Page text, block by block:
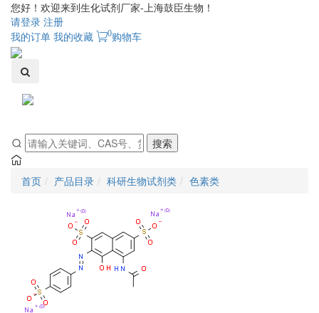
您好！欢迎来到生化试剂厂家-上海鼓臣生物！
请登录 注册
我的订单 我的收藏 0购物车
搜索
首页 产品目录 科研生物试剂类 色素类